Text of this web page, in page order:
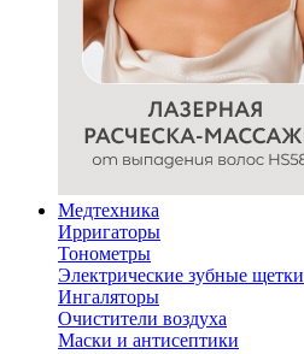
Медтехника
Ирригаторы
Тонометры
Электрические зубные щетки
Ингаляторы
Очистители воздуха
Маски и антисептики